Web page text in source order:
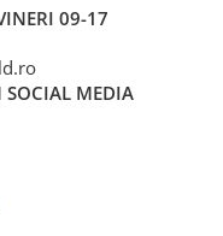
09-17
SOCIAL MEDIA